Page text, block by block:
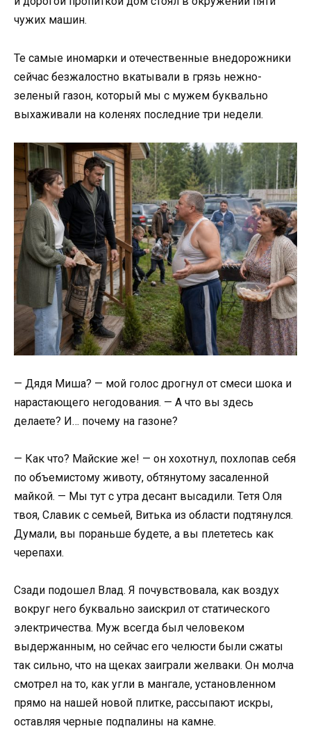
чужих машин.
Те самые иномарки и отечественные внедорожники
сейчас безжалостно вкатывали в грязь нежно-
зеленый газон, который мы с мужем буквально
выхаживали на коленях последние три недели.
— Дядя Миша? — мой голос дрогнул от смеси шока и
нарастающего негодования. — А что вы здесь
делаете? И… почему на газоне?
— Как что? Майские же! — он хохотнул, похлопав себя
по объемистому животу, обтянутому засаленной
майкой. — Мы тут с утра десант высадили. Тетя Оля
твоя, Славик с семьей, Витька из области подтянулся.
Думали, вы пораньше будете, а вы плететесь как
черепахи.
Сзади подошел Влад. Я почувствовала, как воздух
вокруг него буквально заискрил от статического
электричества. Муж всегда был человеком
выдержанным, но сейчас его челюсти были сжаты
так сильно, что на щеках заиграли желваки. Он молча
смотрел на то, как угли в мангале, установленном
прямо на нашей новой плитке, рассыпают искры,
оставляя черные подпалины на камне.